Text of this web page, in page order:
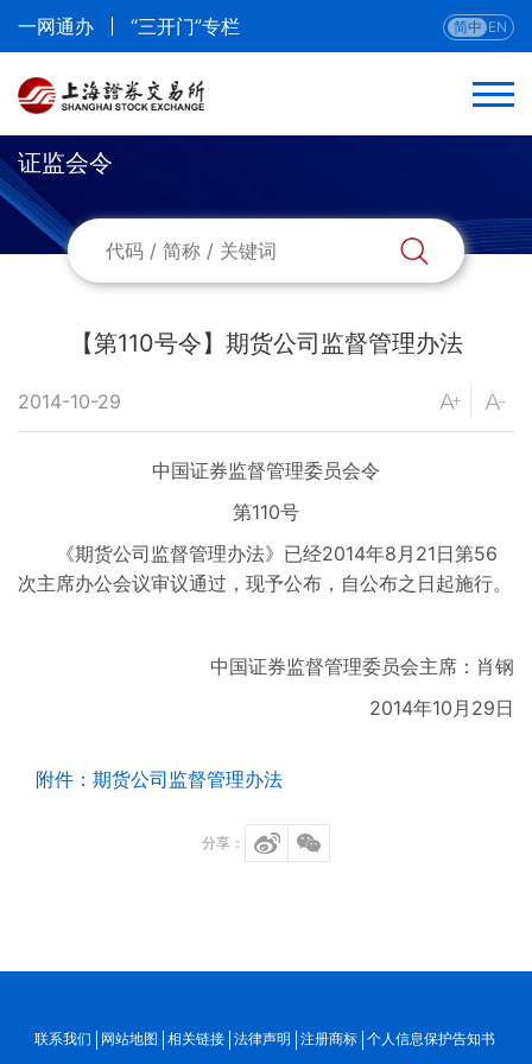
一网通办 “三开门”专栏 简中 EN
返回
证监会令
证监会令
【第110号令】期货公司监督管理办法
2014-10-29
中国证券监督管理委员会令
第110号
《期货公司监督管理办法》已经2014年8月21日第56
次主席办公会议审议通过，现予公布，自公布之日起施行。
中国证券监督管理委员会主席：肖钢
2014年10月29日
附件：期货公司监督管理办法
分享：
联系我们 网站地图 相关链接 法律声明 注册商标 个人信息保护告知书